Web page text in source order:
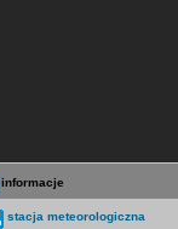
informacje
stacja meteorologiczna